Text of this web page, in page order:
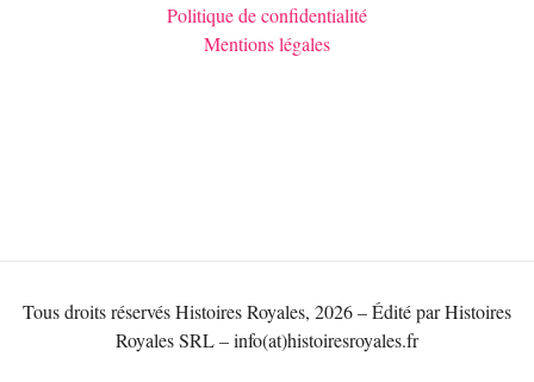
Politique de confidentialité
Mentions légales
Tous droits réservés Histoires Royales, 2026 – Édité par Histoires
Royales SRL – info(at)histoiresroyales.fr